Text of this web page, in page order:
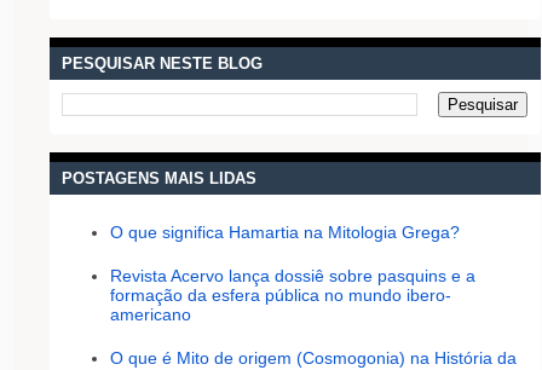
PESQUISAR NESTE BLOG
POSTAGENS MAIS LIDAS
O que significa Hamartia na Mitologia Grega?
Revista Acervo lança dossiê sobre pasquins e a
formação da esfera pública no mundo ibero-
americano
O que é Mito de origem (Cosmogonia) na História da